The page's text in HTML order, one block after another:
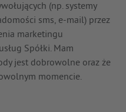
(np. systemy
sms, e-mail) przez
marketingu
Spółki. Mam
jest dobrowolne oraz że
momencie.